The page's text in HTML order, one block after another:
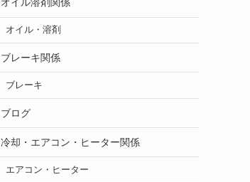
オイル・溶剤
ブレーキ関係
ブレーキ
ブログ
冷却・エアコン・ヒーター関係
エアコン・ヒーター